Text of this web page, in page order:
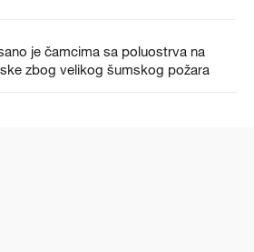
je čamcima sa poluostrva na
zbog velikog šumskog požara